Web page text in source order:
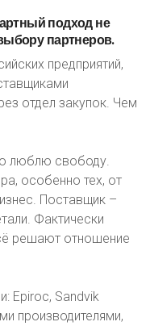
подходне
партнеров.
предприятий,
отдел закупок. Чем
люблю свободу.
особенно тех, от
Поставщик –
Фактически
решают отношение
Epiroc, Sandvik
производителями,